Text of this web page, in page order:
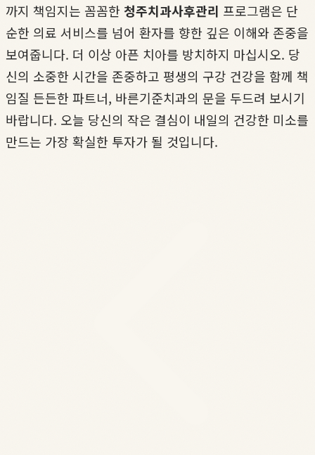
까지 책임지는 꼼꼼한 청주치과사후관리 프로그램은 단
순한 의료 서비스를 넘어 환자를 향한 깊은 이해와 존중을
보여줍니다. 더 이상 아픈 치아를 방치하지 마십시오. 당
신의 소중한 시간을 존중하고 평생의 구강 건강을 함께 책
임질 든든한 파트너, 바른기준치과의 문을 두드려 보시기
바랍니다. 오늘 당신의 작은 결심이 내일의 건강한 미소를
만드는 가장 확실한 투자가 될 것입니다.